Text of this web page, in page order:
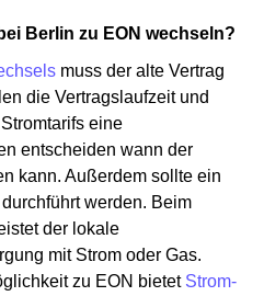
Berlin zu EON wechseln?
muss der alte Vertrag
die Vertragslaufzeit und
eine
entscheiden wann der
kann. Außerdem sollte ein
werden. Beim
der lokale
mit Strom oder Gas.
zu EON bietet Strom-